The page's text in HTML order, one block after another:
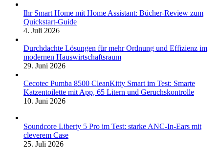
Ihr Smart Home mit Home Assistant: Bücher-Review zum
Quickstart-Guide
4. Juli 2026
Durchdachte Lösungen für mehr Ordnung und Effizienz im
modernen Hauswirtschaftsraum
29. Juni 2026
Cecotec Pumba 8500 CleanKitty Smart im Test: Smarte
Katzentoilette mit App, 65 Litern und Geruchskontrolle
10. Juni 2026
Soundcore Liberty 5 Pro im Test: starke ANC-In-Ears mit
cleverem Case
25. Juli 2026